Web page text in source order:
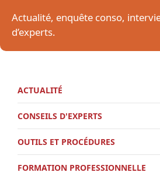
Actualité, enquête conso,
d’experts.
ACTUALITÉ
CONSEILS D'EXPERTS
OUTILS ET PROCÉDURES
FORMATION PROFESSIONNELLE